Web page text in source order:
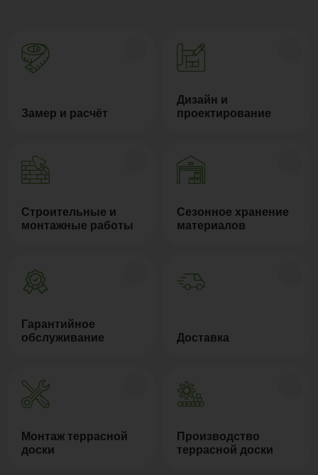
Замер и расчёт
Дизайн и
проектирование
Строительные и
монтажные работы
Сезонное хранение
материалов
Гарантийное
обслуживание
Доставка
Монтаж террасной
доски
Производство
террасной доски